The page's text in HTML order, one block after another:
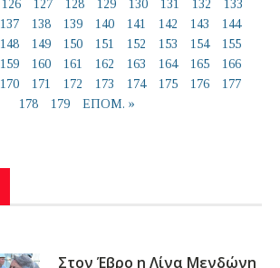
126 127 128 129 130 131 132
133
137 138 139 140 141 142 143
144
148 149 150 151 152 153 154
155
159 160 161 162 163 164 165
166
170 171 172 173 174 175 176
177
178
179 ΕΠΟΜ. »
Στον Έβρο η Λίνα Μενδώνη